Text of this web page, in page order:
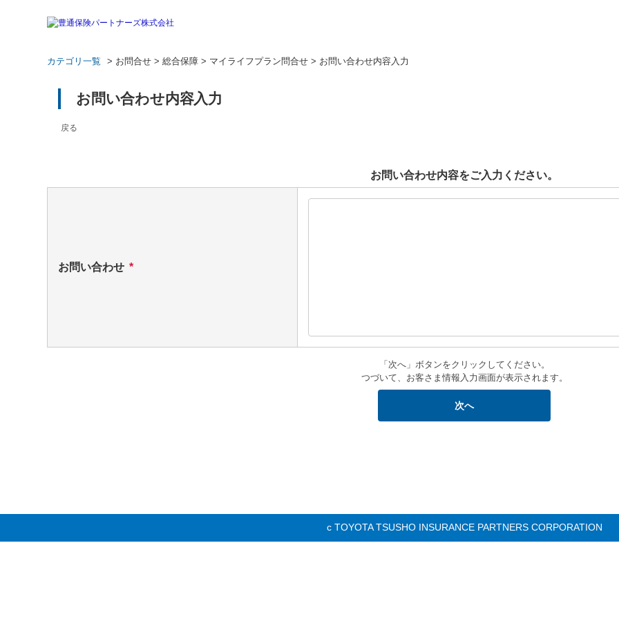
カテゴリ一覧 > お問合せ > 総合保障 > マイライフプラン問合せ > お問い合わせ内容入力
お問い合わせ内容入力
戻る
お問い合わせ内容をご入力ください。
お問い合わせ *
「次へ」ボタンをクリックしてください。
つづいて、お客さま情報入力画面が表示されます。
c TOYOTA TSUSHO INSURANCE PARTNERS CORPORATION